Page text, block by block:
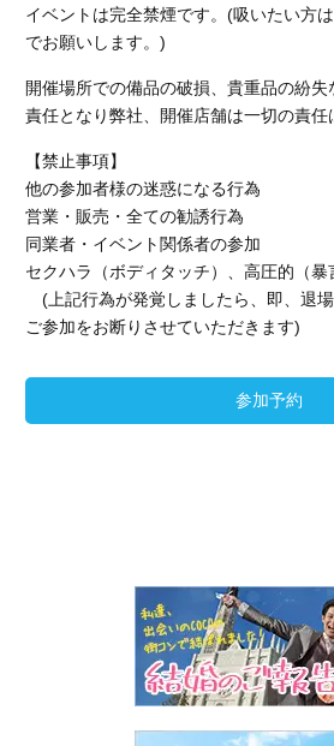
イベントは完全禁煙です。(吸いたい方
でお願いします。)
開催場所での備品の破損、貴重品の紛
責任となり弊社、開催店舗は一切の責任
【禁止事項】
他の参加者様の迷惑になる行為
営業・販売・全ての勧誘行為
同業者・イベント関係者の参加
セクハラ（ボディタッチ）、高圧的（
(上記行為が発覚しましたら、即、退
ご参加をお断りさせていただきます)
参加予約